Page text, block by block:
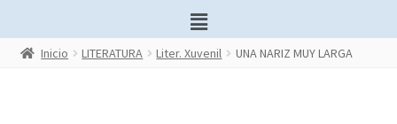
Inicio LITERATURA Liter. Xuvenil UNA NARIZ MUY LARGA